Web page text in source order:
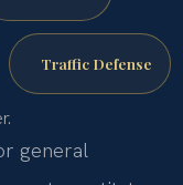
Traffic Defense
general